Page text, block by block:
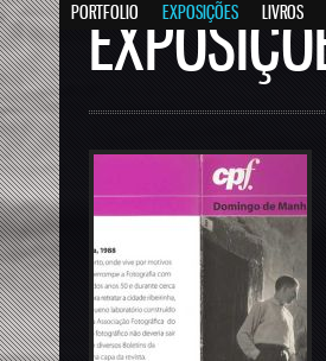
PORTFOLIO EXPOSIÇÕES LIVROS